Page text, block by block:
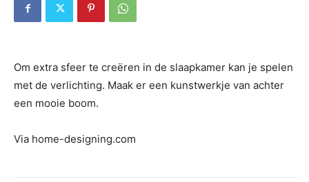
Om extra sfeer te creëren in de slaapkamer kan je spelen
met de verlichting. Maak er een kunstwerkje van achter
een mooie boom.
Via home-designing.com